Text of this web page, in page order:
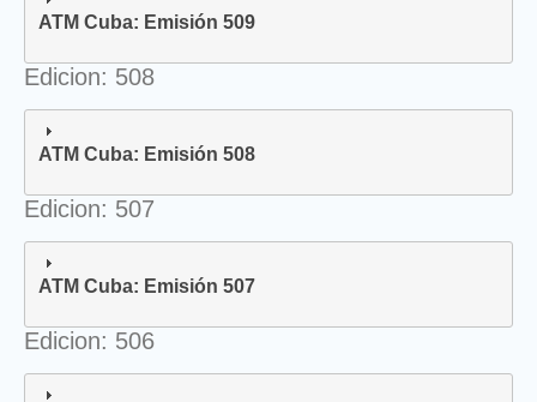
ATM Cuba: Emisión 509
Edicion: 508
ATM Cuba: Emisión 508
Edicion: 507
ATM Cuba: Emisión 507
Edicion: 506